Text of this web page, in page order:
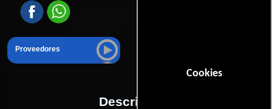
Cookies
Proveedores
Descripción